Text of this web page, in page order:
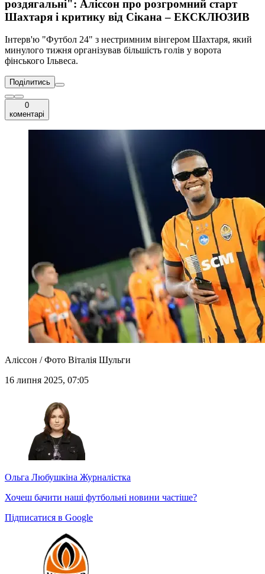
роздягальні": Аліссон про розгромний старт
Шахтаря і критику від Сікана – ЕКСКЛЮЗИВ
Інтерв'ю "Футбол 24" з нестримним вінгером Шахтаря, який
минулого тижня організував більшість голів у ворота
фінського Ільвеса.
Поділитись
0
коментарі
Аліссон / Фото Віталія Шульги
16 липня 2025, 07:05
Ольга Любушкіна Журналістка
Хочеш бачити наші футбольні новини частіше?
Підписатися в Google